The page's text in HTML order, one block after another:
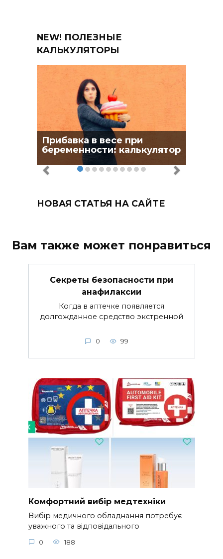
NEW! ПОЛЕЗНЫЕ
КАЛЬКУЛЯТОРЫ
Прибавка в весе при
беременности: калькулятор
НОВАЯ СТАТЬЯ НА САЙТЕ
Вам также может понравиться
Секреты безопасности при
анафилаксии
Когда в аптечке появляется
долгожданное средство экстренной
0 99
Комфортний вибір медтехніки
Вибір медичного обладнання потребує
уважного та відповідального
0 188